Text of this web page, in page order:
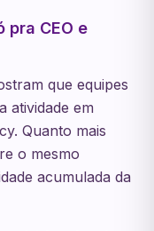
pra CEO e
que equipes
atividade em
Quanto mais
o mesmo
acumulada da